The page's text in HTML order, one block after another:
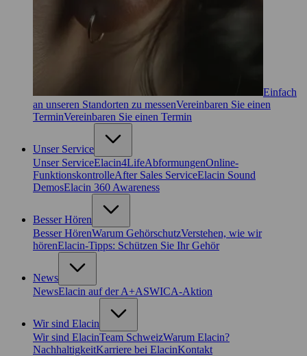
Einfach
an unseren Standorten zu messenVereinbaren Sie einen
TerminVereinbaren Sie einen Termin
Unser Service
Unser ServiceElacin4LifeAbformungenOnline-
FunktionskontrolleAfter Sales ServiceElacin Sound
DemosElacin 360 Awareness
Besser Hören
Besser HörenWarum GehörschutzVerstehen, wie wir
hörenElacin-Tipps: Schützen Sie Ihr Gehör
News
NewsElacin auf der A+ASWICA-Aktion
Wir sind Elacin
Wir sind ElacinTeam SchweizWarum Elacin?
NachhaltigkeitKarriere bei ElacinKontakt